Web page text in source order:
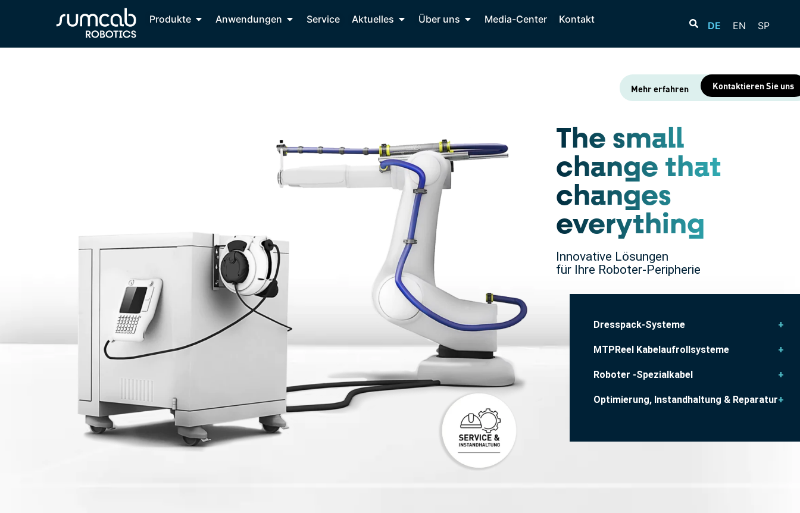
Produkte Anwendungen Service Aktuelles Über uns Media-Center Kontakt
DE EN SP
Mehr erfahren Kontaktieren Sie uns
The small
change that
changes
everything
Innovative Lösungen
für Ihre Roboter-Peripherie
Dresspack-Systeme
MTPReel Kabelaufrollsysteme
Roboter -Spezialkabel
Optimierung, Instandhaltung & Reparatur